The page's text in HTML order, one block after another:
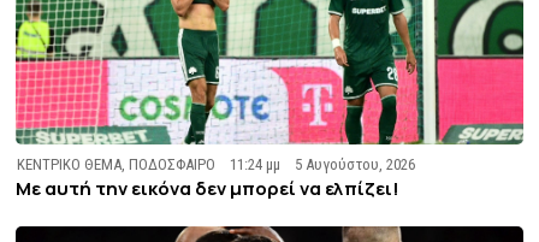
ΚΕΝΤΡΙΚΟ ΘΕΜΑ ,ΠΟΔΟΣΦΑΙΡΟ 11:24 μμ 5 Αυγούστου, 2026
Με αυτή την εικόνα δεν μπορεί να ελπίζει!